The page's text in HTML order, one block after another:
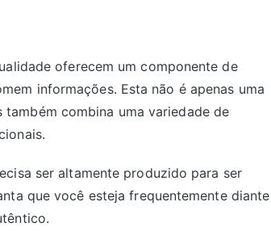
oferecem um componente de
informações. Esta não é apenas uma
combina uma variedade de
ser altamente produzido para ser
que você esteja frequentemente diante